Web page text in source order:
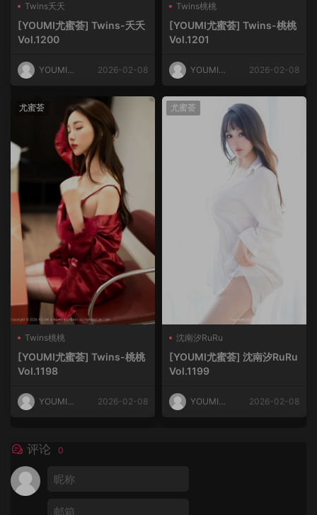
Twins夭夭
[YOUMI尤蜜荟] Twins-夭夭
Vol.1200
YOUMI尤
2026-02-08
Twins桃桃
[YOUMI尤蜜荟] Twins-桃桃
Vol.1201
YOUMI尤
2026-02-08
尤蜜荟
Twins桃桃
[YOUMI尤蜜荟] Twins-桃桃
Vol.1198
YOUMI尤
2026-02-08
尤蜜荟
沈南汐RuRu
[YOUMI尤蜜荟] 沈南汐RuRu
Vol.1199
YOUMI尤
2026-02-08
评论 0